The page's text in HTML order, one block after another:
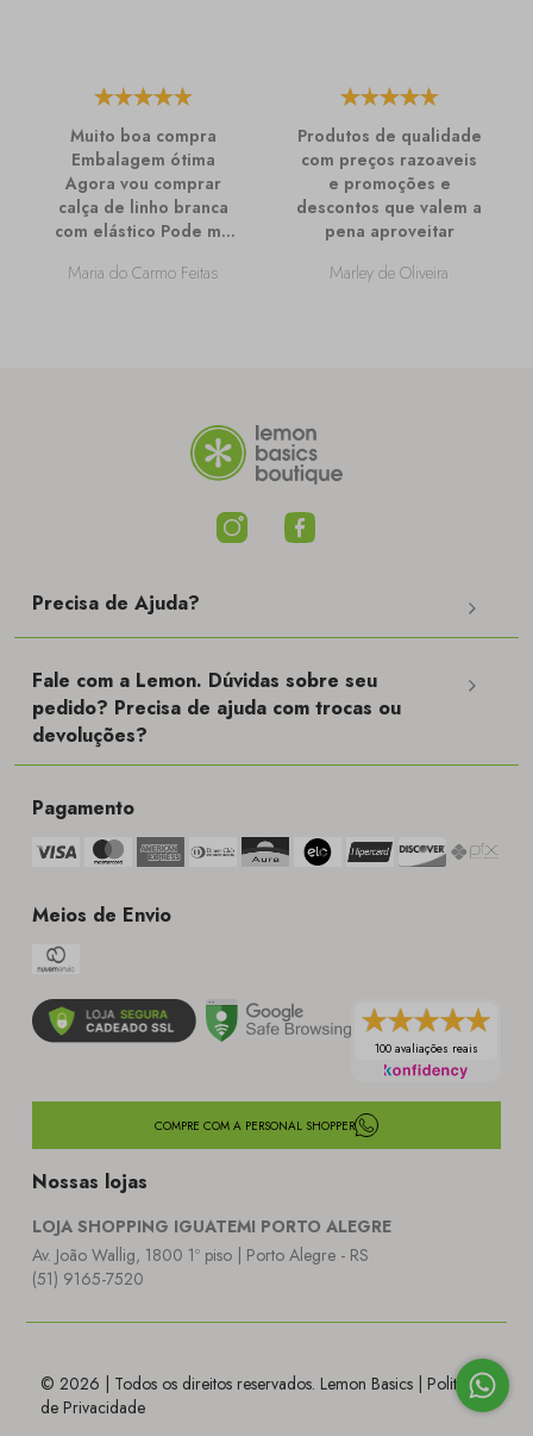
Muito boa compra
Embalagem ótima
Agora vou comprar
calça de linho branca
com elástico Pode me
informações sobre
Maria do Carmo Feitas
Produtos de qualidade
com preços razoaveis
e promoções e
descontos que valem a
pena aproveitar
Marley de Oliveira
Precisa de Ajuda?
Fale com a Lemon. Dúvidas sobre seu
pedido? Precisa de ajuda com trocas ou
devoluções?
Pagamento
Meios de Envio
100 avaliações reais
COMPRE COM A PERSONAL SHOPPER
Nossas lojas
LOJA SHOPPING IGUATEMI PORTO ALEGRE
Av. João Wallig, 1800 1º piso | Porto Alegre - RS
(51) 9165-7520
© 2026 | Todos os direitos reservados. Lemon Basics | Politica
de Privacidade